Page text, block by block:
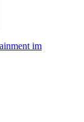
im